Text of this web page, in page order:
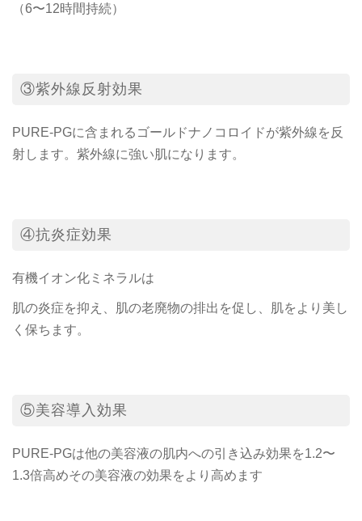
（6〜12時間持続）
③紫外線反射効果
PURE-PGに含まれるゴールドナノコロイドが紫外線を反
射します。紫外線に強い肌になります。
④抗炎症効果
有機イオン化ミネラルは
肌の炎症を抑え、肌の老廃物の排出を促し、肌をより美し
く保ちます。
⑤美容導入効果
PURE-PGは他の美容液の肌内への引き込み効果を1.2〜
1.3倍高めその美容液の効果をより高めます